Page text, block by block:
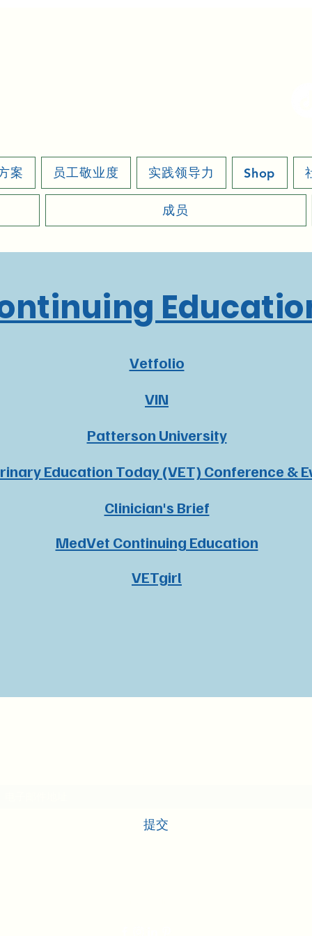
案 员工敬业度 实践领导力 Shop
成员
Vetfolio
VIN
Patterson University
Education Today (VET) Conference &
Clinician's Brief
MedVet Continuing Education
VETgirl
提交